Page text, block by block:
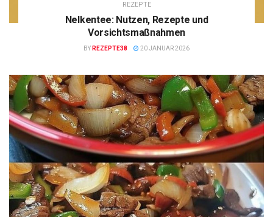
REZEPTE
Nelkentee: Nutzen, Rezepte und
Vorsichtsmaßnahmen
BY REZEPTE38 20 JANUAR 2026